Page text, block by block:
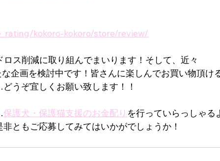
kokoro-kokoro/store/review/
ス削減に取り組んでまいります！そして、近々
企画を検討中です！皆さんに楽しんでお買い物頂け
うぞ宜しくお願い致します！！
保護犬・保護猫支援のお金配り を行っていらっしゃる
ともご応募してみてはいかがでしょうか！